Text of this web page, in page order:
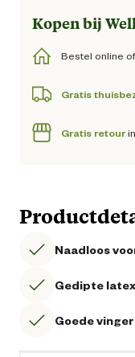
Kopen bij
Bestel online
Gratis
Gratis retour
Naadloos
Gedipte
Goede